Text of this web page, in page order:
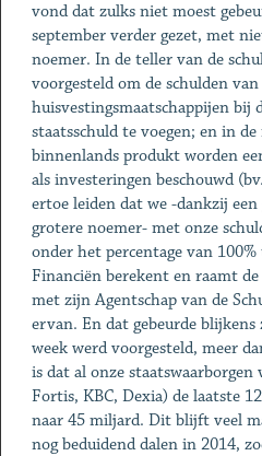
vond dat zulks niet moest
september verder gezet, met
noemer. In de teller van de
voorgesteld om de schulden
huisvestingsmaatschappijen bij
staatsschuld te voegen; en in
binnenlands produkt worden
als investeringen beschouwd
ertoe leiden dat we -dankzij
grotere noemer- met onze
onder het percentage van
Financiën berekent en raamt
met zijn Agentschap van de
ervan. En dat gebeurde
week werd voorgesteld, meer
is dat al onze staatswaarborgen
Fortis, KBC, Dexia) de laatste
naar 45 miljard. Dit blijft veel
nog beduidend dalen in 2014,